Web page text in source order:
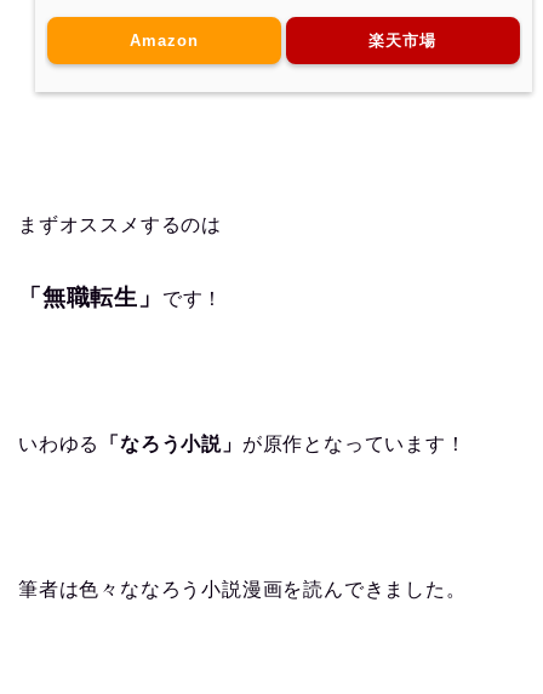
Amazon 楽天市場
まずオススメするのは
「無職転生」 です！
いわゆる 「なろう小説」 が原作となっています！
筆者は色々ななろう小説漫画を読んできました。